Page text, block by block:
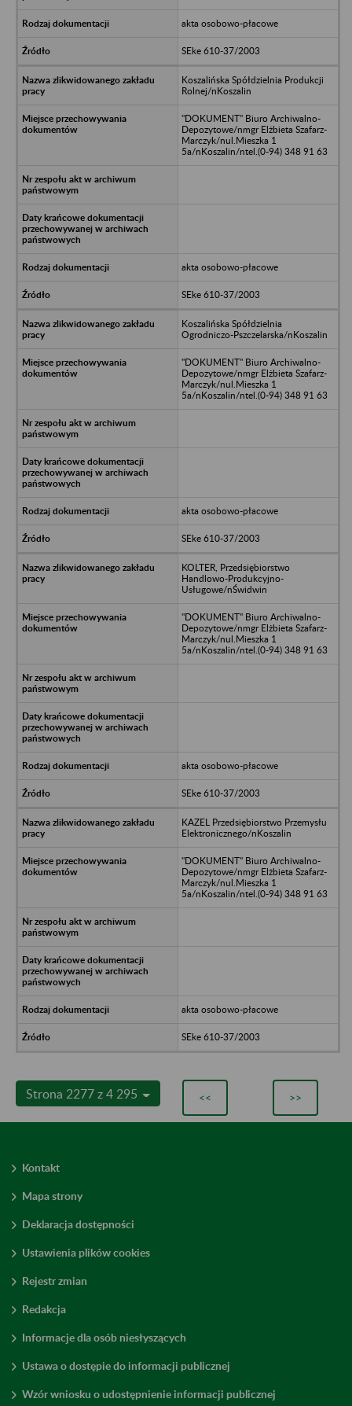
akta osobowo-płacowe
SEke 610-37/2003
Koszalińska Spółdzielnia Produkcji
Rolnej/nKoszalin
"DOKUMENT" Biuro Archiwalno-
Depozytowe/nmgr Elżbieta Szafarz-
Marczyk/nul.Mieszka 1
5a/nKoszalin/ntel.(0-94) 348 91 63
akta osobowo-płacowe
SEke 610-37/2003
Koszalińska Spółdzielnia
Ogrodniczo-Pszczelarska/nKoszalin
"DOKUMENT" Biuro Archiwalno-
Depozytowe/nmgr Elżbieta Szafarz-
Marczyk/nul.Mieszka 1
5a/nKoszalin/ntel.(0-94) 348 91 63
akta osobowo-płacowe
SEke 610-37/2003
KOLTER, Przedsiębiorstwo
Handlowo-Produkcyjno-
Usługowe/nŚwidwin
"DOKUMENT" Biuro Archiwalno-
Depozytowe/nmgr Elżbieta Szafarz-
Marczyk/nul.Mieszka 1
5a/nKoszalin/ntel.(0-94) 348 91 63
akta osobowo-płacowe
SEke 610-37/2003
KAZEL Przedsiębiorstwo Przemysłu
Elektronicznego/nKoszalin
"DOKUMENT" Biuro Archiwalno-
Depozytowe/nmgr Elżbieta Szafarz-
Marczyk/nul.Mieszka 1
5a/nKoszalin/ntel.(0-94) 348 91 63
akta osobowo-płacowe
SEke 610-37/2003
Strona 2277 z 4 295 << >>
Kontakt
Mapa strony
Deklaracja dostępności
Ustawienia plików cookies
Rejestr zmian
Redakcja
Informacje dla osób niesłyszących
Ustawa o dostępie do informacji publicznej
Wzór wniosku o udostępnienie informacji publicznej